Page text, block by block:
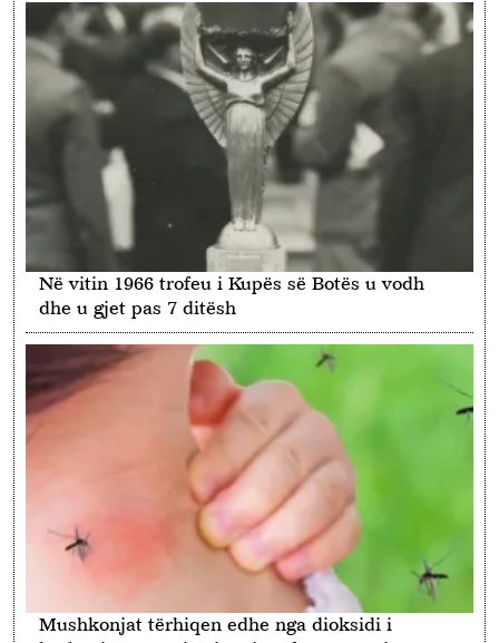
Në vitin 1966 trofeu i Kupës së Botës u vodh
dhe u gjet pas 7 ditësh
Mushkonjat tërhiqen edhe nga dioksidi i